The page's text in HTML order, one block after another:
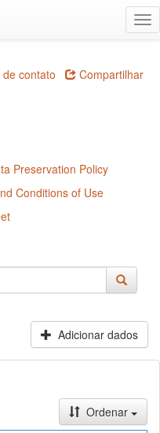
contato Compartilhar
Preservation Policy
Conditions of Use
Adicionar dados
Ordenar